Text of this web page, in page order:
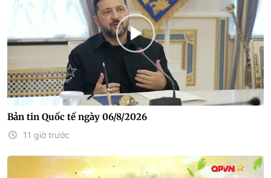
Bản tin Quốc tế ngày 06/8/2026
11 giờ trước